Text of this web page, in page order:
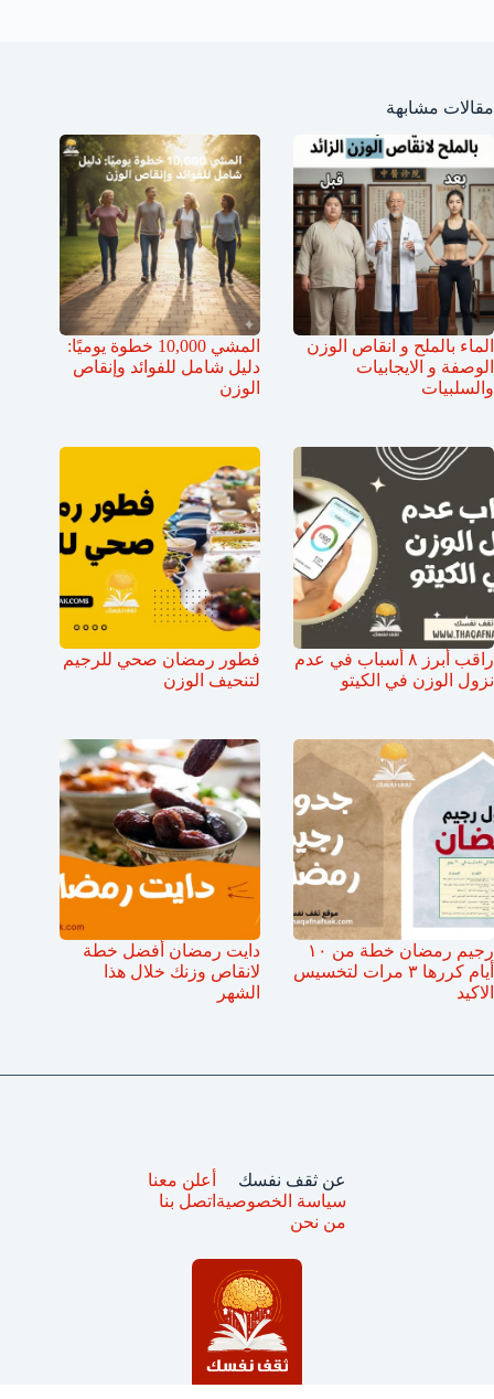
مقالات مشابهة
الماء بالملح و انقاص الوزن
الوصفة و الايجابيات
والسلبيات
المشي 10,000 خطوة يوميًا:
دليل شامل للفوائد وإنقاص
الوزن
راقب أبرز ٨ أسباب في عدم
نزول الوزن في الكيتو
فطور رمضان صحي للرجيم
لتنحيف الوزن
رجيم رمضان خطة من ١٠
أيام كررها ٣ مرات لتخسيس
الاكيد
دايت رمضان أفضل خطة
لانقاص وزنك خلال هذا
الشهر
عن ثقف نفسك
سياسة الخصوصية
من نحن
أعلن معنا
اتصل بنا